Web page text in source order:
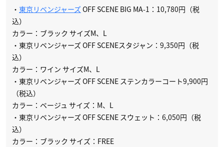
・ 東京リベンジャーズOFF SCENE BIG MA-1：10,780円（税
込）
カラー：ブラック サイズM、L
・東京リベンジャーズ OFF SCENEスタジャン：9,350円（税
込）
カラー：ワイン サイズM、L
・東京リベンジャーズ OFF SCENE ステンカラーコート9,900円
（税込）
カラー：ベージュ サイズ：M、L
・東京リベンジャーズ OFF SCENE スウェット：6,050円（税
込）
カラー：ブラック サイズ：FREE